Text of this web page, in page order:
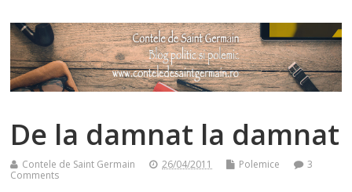
De la damnat la damnat
Contele de Saint Germain 26/04/2011 Polemice
3
Comments